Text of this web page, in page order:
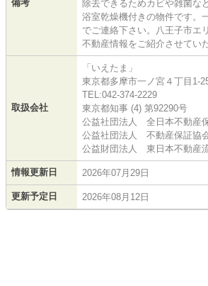
備考
除去できるためカビや雑菌な
浴室乾燥機付きの物件です。
でご連絡下さい。八王子市エ
不動産情報をご紹介させてい
取扱会社
「いえたま」
東京都多摩市一ノ宮４丁目1-
TEL:042-374-2229
東京都知事 (4) 第92290号
公益社団法人 全日本不動産
公益社団法人 不動産保証協
公益財団法人 東日本不動産
情報更新日 2026年07月29日
更新予定日 2026年08月12日